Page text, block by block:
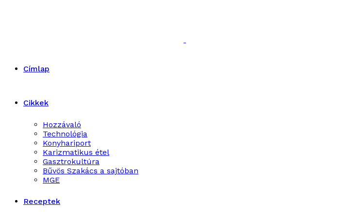
Címlap
Cikkek
Hozzávaló
Technológia
Konyhariport
Karizmatikus étel
Gasztrokultúra
Bűvös Szakács a sajtóban
MGE
Receptek